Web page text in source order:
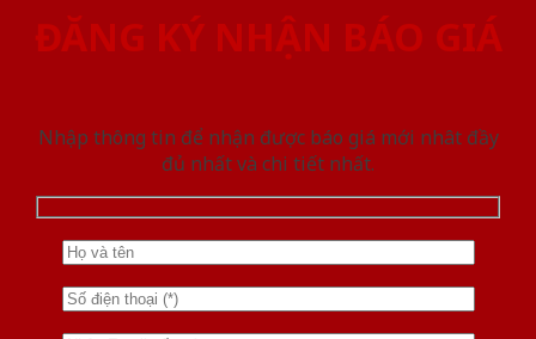
ĐĂNG KÝ NHẬN BÁO GIÁ
Nhập thông tin để nhận được báo giá mới nhât đầy
đủ nhất và chi tiết nhất.